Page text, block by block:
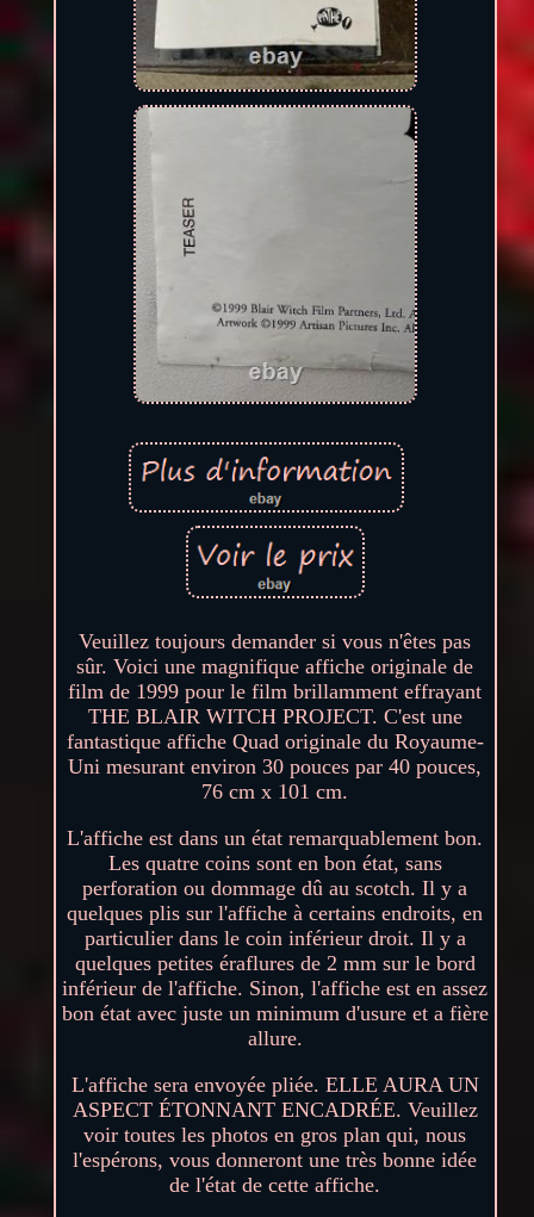
Veuillez toujours demander si vous n'êtes pas
sûr. Voici une magnifique affiche originale de
film de 1999 pour le film brillamment effrayant
THE BLAIR WITCH PROJECT. C'est une
fantastique affiche Quad originale du Royaume-
Uni mesurant environ 30 pouces par 40 pouces,
76 cm x 101 cm.
L'affiche est dans un état remarquablement bon.
Les quatre coins sont en bon état, sans
perforation ou dommage dû au scotch. Il y a
quelques plis sur l'affiche à certains endroits, en
particulier dans le coin inférieur droit. Il y a
quelques petites éraflures de 2 mm sur le bord
inférieur de l'affiche. Sinon, l'affiche est en assez
bon état avec juste un minimum d'usure et a fière
allure.
L'affiche sera envoyée pliée. ELLE AURA UN
ASPECT ÉTONNANT ENCADRÉE. Veuillez
voir toutes les photos en gros plan qui, nous
l'espérons, vous donneront une très bonne idée
de l'état de cette affiche.